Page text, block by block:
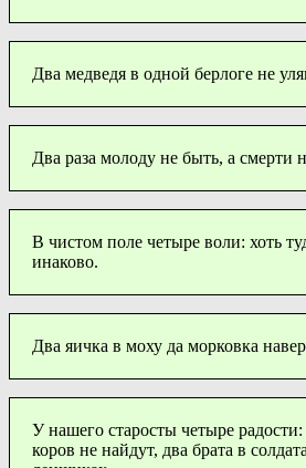
Два медведя в одной берлоге не
Два раза молоду не быть, а смерти
В чистом поле четыре воли: хоть
инаково.
Два яичка в моху да морковка
У нашего старосты четыре
коров не найдут, два брата в